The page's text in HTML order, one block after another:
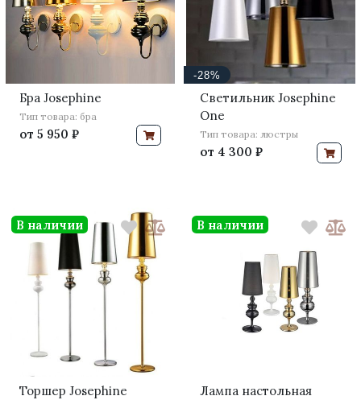
Бра Josephine
Тип товара: бра
от 5 950 ₽
-28%
Светильник Josephine
One
Тип товара: люстры
от 4 300 ₽
Торшер Josephine
В наличии
Лампа настольная
В наличии